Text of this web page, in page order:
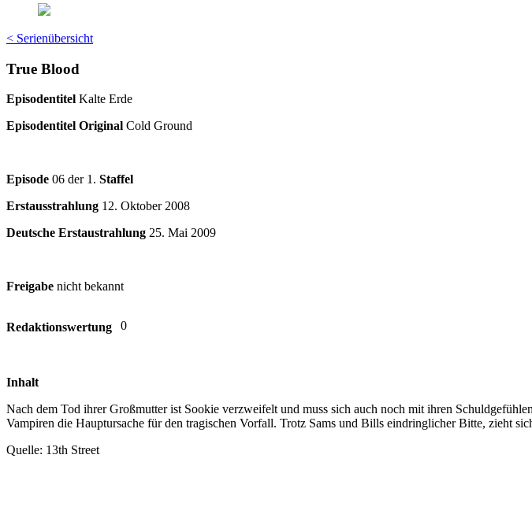
< Serienübersicht
True Blood
Episodentitel Kalte Erde
Episodentitel Original Cold Ground
Episode 06 der 1. Staffel
Erstausstrahlung 12. Oktober 2008
Deutsche Erstaustrahlung 25. Mai 2009
Freigabe nicht bekannt
Redaktionswertung 0
Inhalt
Nach dem Tod ihrer Großmutter ist Sookie verzweifelt und muss sich auch noch mit ihren
Vampiren die Hauptursache für den tragischen Vorfall. Trotz Sams und Bills eindringlicher Bitte, zieht
Quelle: 13th Street